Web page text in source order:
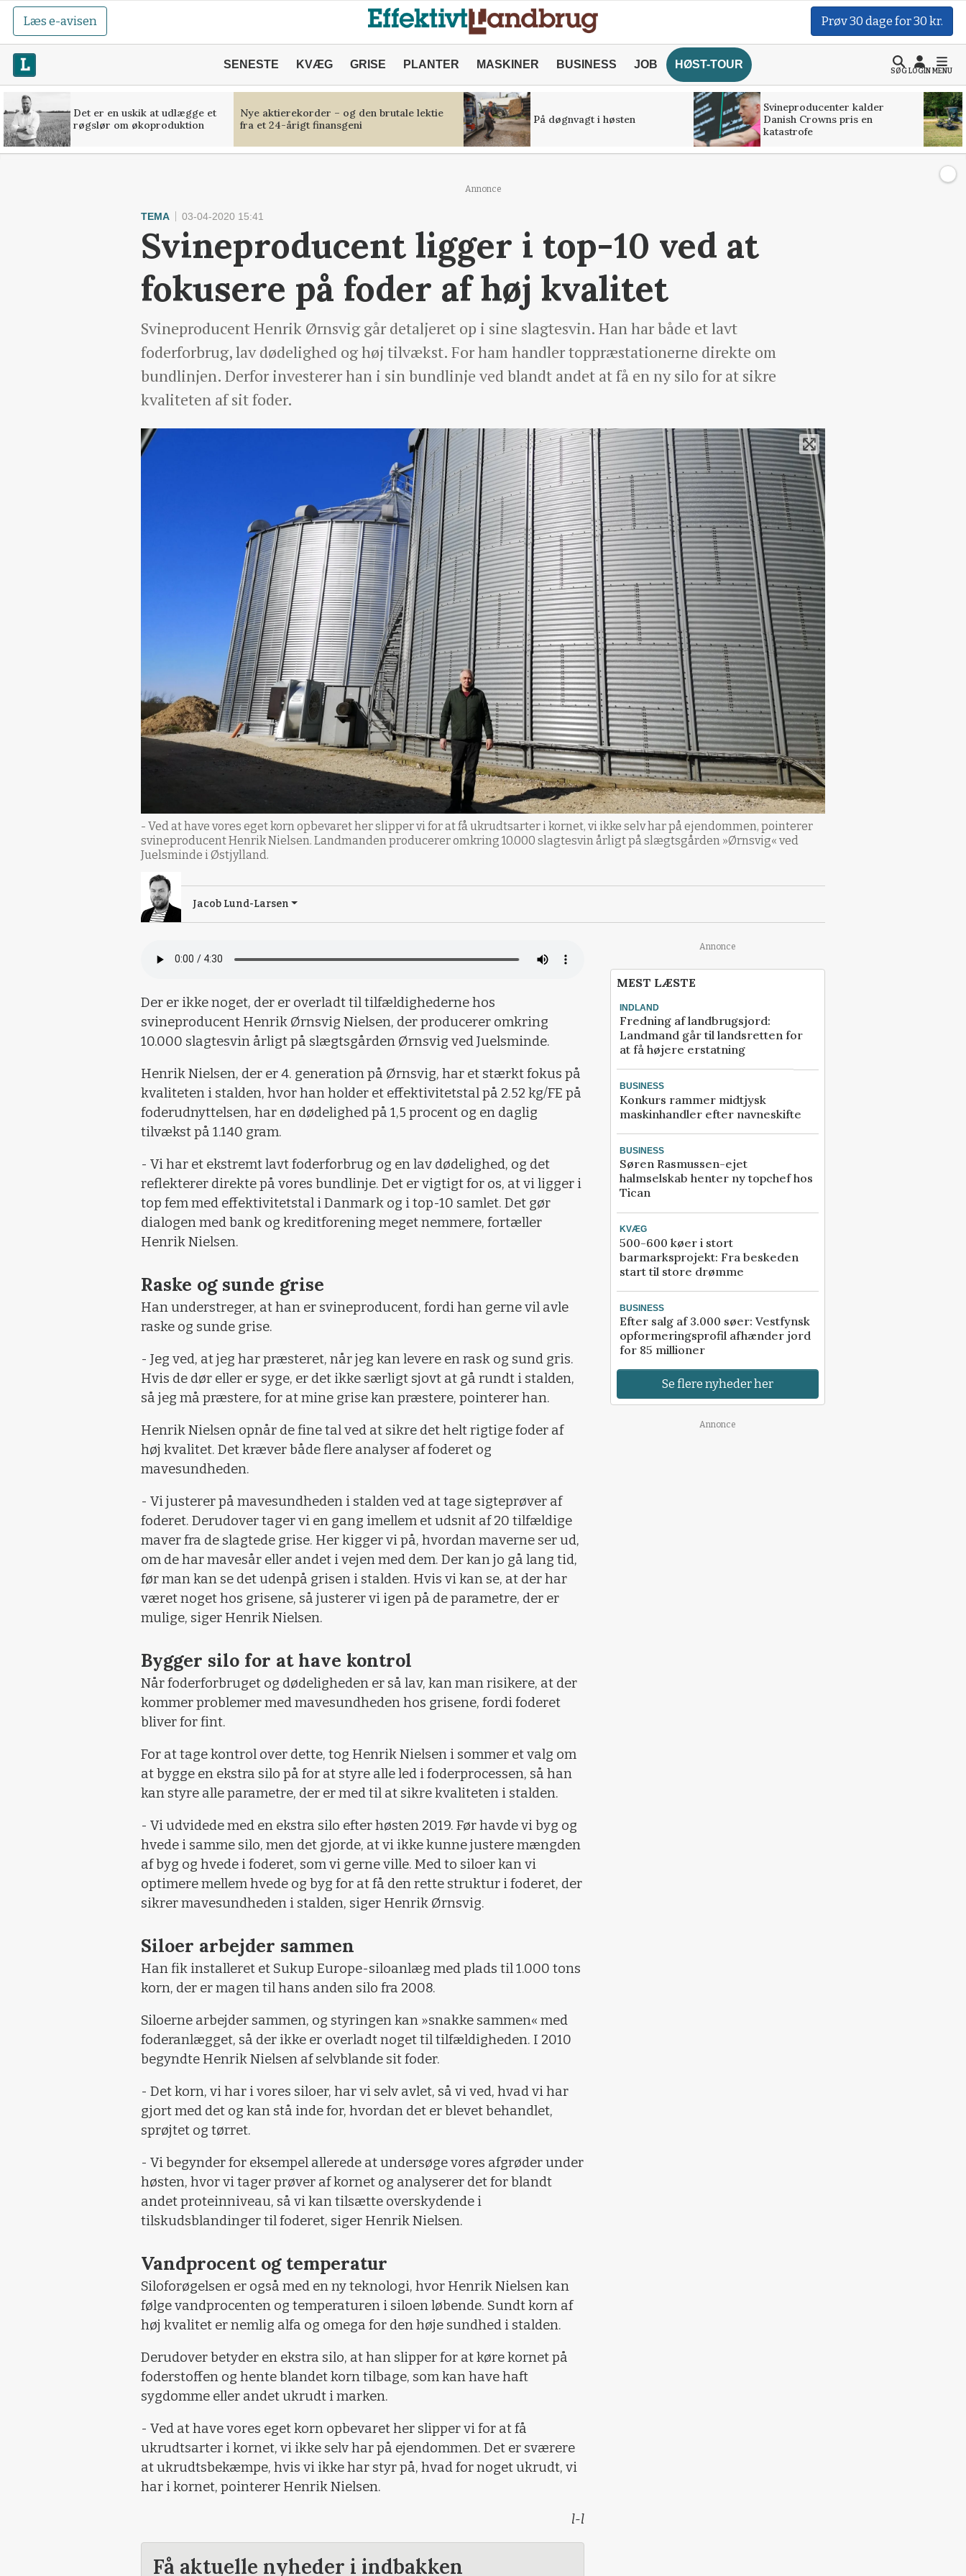
Læs e-avisen Prøv 30 dage for 30 kr.
SENESTE KVÆG GRISE PLANTER MASKINER BUSINESS JOB HØST-TOUR
SØGLOGINMENU
Det er en uskik at udlægge et
røgslør om økoproduktion
Nye aktierekorder – og den brutale lektie
fra et 24-årigt finansgeni
På døgnvagt i høsten
Svineproducenter kalder
Danish Crowns pris en
katastrofe
Annonce
TEMA 03-04-2020 15:41
Svineproducent ligger i top-10 ved at
fokusere på foder af høj kvalitet
Svineproducent Henrik Ørnsvig går detaljeret op i sine slagtesvin. Han har både et lavt
foderforbrug, lav dødelighed og høj tilvækst. For ham handler toppræstationerne direkte om
bundlinjen. Derfor investerer han i sin bundlinje ved blandt andet at få en ny silo for at sikre
kvaliteten af sit foder.
- Ved at have vores eget korn opbevaret her slipper vi for at få ukrudtsarter i kornet, vi ikke selv har på ejendommen, pointerer
svineproducent Henrik Nielsen. Landmanden producerer omkring 10.000 slagtesvin årligt på slægtsgården »Ørnsvig« ved
Juelsminde i Østjylland.
Jacob Lund-Larsen
Der er ikke noget, der er overladt til tilfældighederne hos
svineproducent Henrik Ørnsvig Nielsen, der producerer omkring
10.000 slagtesvin årligt på slægtsgården Ørnsvig ved Juelsminde.
Henrik Nielsen, der er 4. generation på Ørnsvig, har et stærkt fokus på
kvaliteten i stalden, hvor han holder et effektivitetstal på 2.52 kg/FE på
foderudnyttelsen, har en dødelighed på 1,5 procent og en daglig
tilvækst på 1.140 gram.
- Vi har et ekstremt lavt foderforbrug og en lav dødelighed, og det
reflekterer direkte på vores bundlinje. Det er vigtigt for os, at vi ligger i
top fem med effektivitetstal i Danmark og i top-10 samlet. Det gør
dialogen med bank og kreditforening meget nemmere, fortæller
Henrik Nielsen.
Raske og sunde grise
Han understreger, at han er svineproducent, fordi han gerne vil avle
raske og sunde grise.
- Jeg ved, at jeg har præsteret, når jeg kan levere en rask og sund gris.
Hvis de dør eller er syge, er det ikke særligt sjovt at gå rundt i stalden,
så jeg må præstere, for at mine grise kan præstere, pointerer han.
Henrik Nielsen opnår de fine tal ved at sikre det helt rigtige foder af
høj kvalitet. Det kræver både flere analyser af foderet og
mavesundheden.
- Vi justerer på mavesundheden i stalden ved at tage sigteprøver af
foderet. Derudover tager vi en gang imellem et udsnit af 20 tilfældige
maver fra de slagtede grise. Her kigger vi på, hvordan maverne ser ud,
om de har mavesår eller andet i vejen med dem. Der kan jo gå lang tid,
før man kan se det udenpå grisen i stalden. Hvis vi kan se, at der har
været noget hos grisene, så justerer vi igen på de parametre, der er
mulige, siger Henrik Nielsen.
Bygger silo for at have kontrol
Når foderforbruget og dødeligheden er så lav, kan man risikere, at der
kommer problemer med mavesundheden hos grisene, fordi foderet
bliver for fint.
For at tage kontrol over dette, tog Henrik Nielsen i sommer et valg om
at bygge en ekstra silo på for at styre alle led i foderprocessen, så han
kan styre alle parametre, der er med til at sikre kvaliteten i stalden.
- Vi udvidede med en ekstra silo efter høsten 2019. Før havde vi byg og
hvede i samme silo, men det gjorde, at vi ikke kunne justere mængden
af byg og hvede i foderet, som vi gerne ville. Med to siloer kan vi
optimere mellem hvede og byg for at få den rette struktur i foderet, der
sikrer mavesundheden i stalden, siger Henrik Ørnsvig.
Siloer arbejder sammen
Han fik installeret et Sukup Europe-siloanlæg med plads til 1.000 tons
korn, der er magen til hans anden silo fra 2008.
Siloerne arbejder sammen, og styringen kan »snakke sammen« med
foderanlægget, så der ikke er overladt noget til tilfældigheden. I 2010
begyndte Henrik Nielsen af selvblande sit foder.
- Det korn, vi har i vores siloer, har vi selv avlet, så vi ved, hvad vi har
gjort med det og kan stå inde for, hvordan det er blevet behandlet,
sprøjtet og tørret.
- Vi begynder for eksempel allerede at undersøge vores afgrøder under
høsten, hvor vi tager prøver af kornet og analyserer det for blandt
andet proteinniveau, så vi kan tilsætte overskydende i
tilskudsblandinger til foderet, siger Henrik Nielsen.
Vandprocent og temperatur
Siloforøgelsen er også med en ny teknologi, hvor Henrik Nielsen kan
følge vandprocenten og temperaturen i siloen løbende. Sundt korn af
høj kvalitet er nemlig alfa og omega for den høje sundhed i stalden.
Derudover betyder en ekstra silo, at han slipper for at køre kornet på
foderstoffen og hente blandet korn tilbage, som kan have haft
sygdomme eller andet ukrudt i marken.
- Ved at have vores eget korn opbevaret her slipper vi for at få
ukrudtsarter i kornet, vi ikke selv har på ejendommen. Det er sværere
at ukrudtsbekæmpe, hvis vi ikke har styr på, hvad for noget ukrudt, vi
har i kornet, pointerer Henrik Nielsen.
l-l
Få aktuelle nyheder i indbakken
Annonce
MEST LÆSTE
INDLAND
Fredning af landbrugsjord:
Landmand går til landsretten for
at få højere erstatning
BUSINESS
Konkurs rammer midtjysk
maskinhandler efter navneskifte
BUSINESS
Søren Rasmussen-ejet
halmselskab henter ny topchef hos
Tican
KVÆG
500-600 køer i stort
barmarksprojekt: Fra beskeden
start til store drømme
BUSINESS
Efter salg af 3.000 søer: Vestfynsk
opformeringsprofil afhænder jord
for 85 millioner
Se flere nyheder her
Annonce